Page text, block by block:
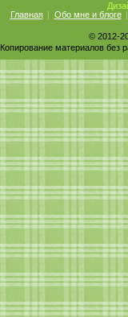
Главная
Обо мне и блоге
© 2012-
Копирование материалов без